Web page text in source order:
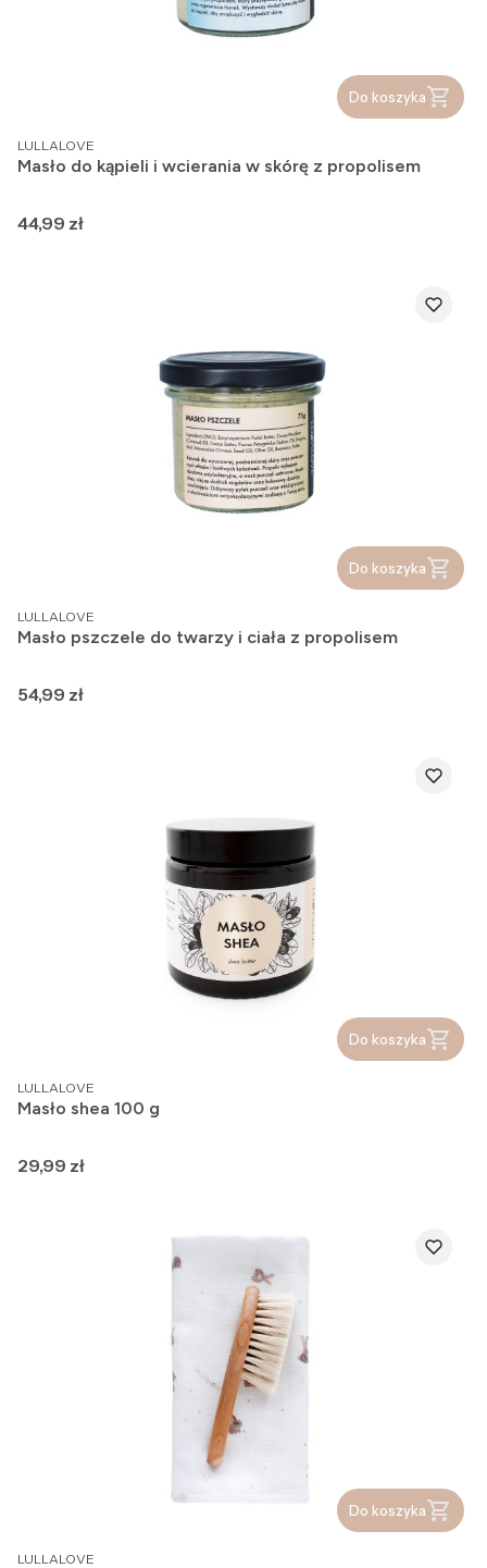
Do koszyka
PRODUCENT
LULLALOVE
Masło do kąpieli i wcierania w skórę z propolisem
Cena
44,99 zł
Do koszyka
PRODUCENT
LULLALOVE
Masło pszczele do twarzy i ciała z propolisem
Cena
54,99 zł
Do koszyka
PRODUCENT
LULLALOVE
Masło shea 100 g
Cena
29,99 zł
Do koszyka
PRODUCENT
LULLALOVE